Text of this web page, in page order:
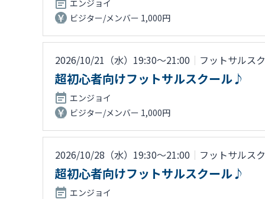
エンジョイ
ビジター/メンバー 1,000円
2026/10/21（水）19:30〜21:00 ｜ フットサルス
超初心者向けフットサルスクール♪
エンジョイ
ビジター/メンバー 1,000円
2026/10/28（水）19:30〜21:00 ｜ フットサルス
超初心者向けフットサルスクール♪
エンジョイ